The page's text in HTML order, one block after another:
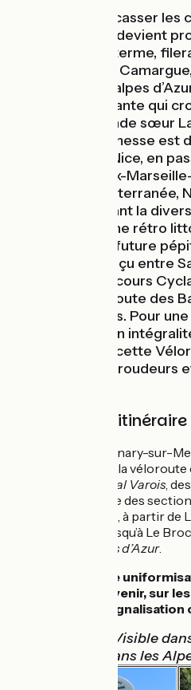
Il est temps de casser les
méditerranéen devient
itinéraire qui, à terme,
s'invente par La
varoise, les Préalpes
véloroute naissante qui
reprises sa grande sœur
À terme, la promesse
dans le Gard à Nice, en
métropoles : Aix-
Provence-Méditerranée,
aussi en explorant la
méditerranéenne rétro
en partie cette future
déjà un bel aperçu entre
dénommée Parcours
dans le Var et Route des
Alpes-Maritimes. Pour
257 km dans son
départements, cette
réserver aux baroudeurs
Balisage de l'itinéraire
, de Sanary-sur-
Canadel-sur-Mer, la
Cyclable du Littoral Varois,
l'entrée et la sortie des
, à partir de
Châteauneuf et jusqu’à Le
Route des Balcons d’Azur.
En attendant une
véloroute en devenir, sur
deux types de
Visible dans
Visible dans les